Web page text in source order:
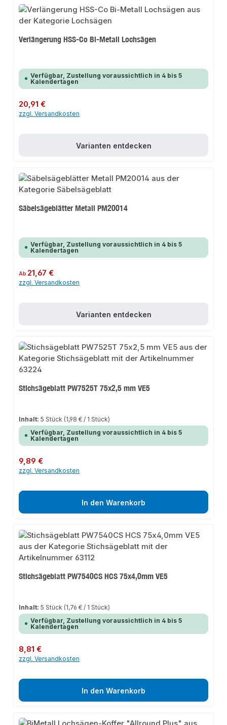
Verlängerung HSS-Co Bi-Metall Lochsägen
Verfügbar, Zustellung voraussichtlich in 4 bis 5
Kalendertagen
Regulärer Preis:
20,91 €
zzgl. Versandkosten
Varianten entdecken
Säbelsägeblätter Metall PM20014
Verfügbar, Zustellung voraussichtlich in 4 bis 5
Kalendertagen
Regulärer Preis:
Ab 21,67 €
zzgl. Versandkosten
Varianten entdecken
Stichsägeblatt PW7525T 75x2,5 mm VE5
Inhalt:5 Stück (1,98 € / 1 Stück)
Verfügbar, Zustellung voraussichtlich in 4 bis 5
Kalendertagen
Regulärer Preis:
9,89 €
zzgl. Versandkosten
In den Warenkorb
Stichsägeblatt PW7540CS HCS 75x4,0mm VE5
Inhalt:5 Stück (1,76 € / 1 Stück)
Verfügbar, Zustellung voraussichtlich in 4 bis 5
Kalendertagen
Regulärer Preis:
8,81 €
zzgl. Versandkosten
In den Warenkorb